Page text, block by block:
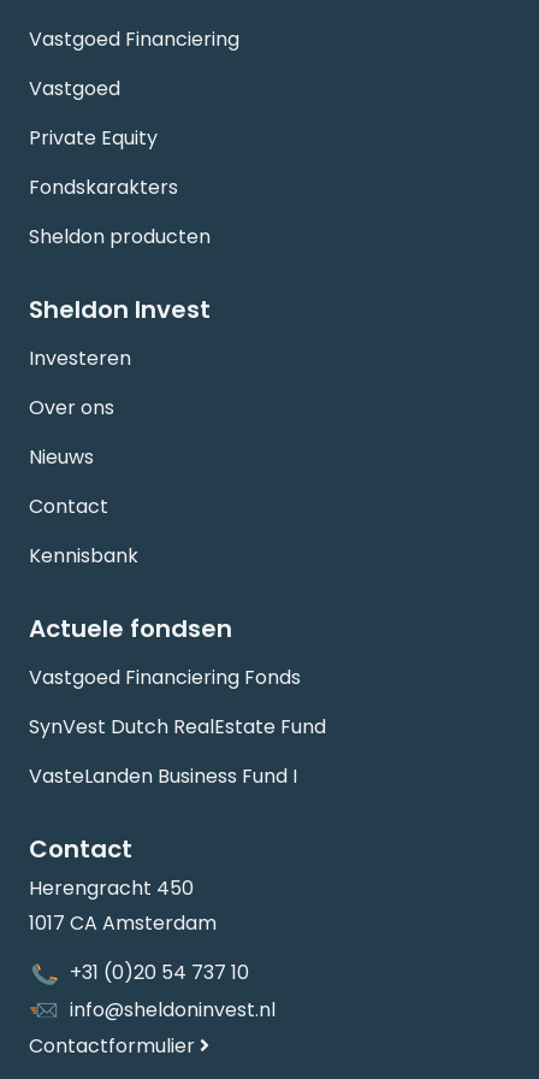
Vastgoed Financiering
Vastgoed
Private Equity
Fondskarakters
Sheldon producten
Sheldon Invest
Investeren
Over ons
Nieuws
Contact
Kennisbank
Actuele fondsen
Vastgoed Financiering Fonds
SynVest Dutch RealEstate Fund
VasteLanden Business Fund I
Contact
Herengracht 450
1017 CA Amsterdam
+31 (0)20 54 737 10
info@sheldoninvest.nl
Contactformulier